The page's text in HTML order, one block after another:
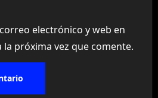
electrónico y web en
próxima vez que comente.